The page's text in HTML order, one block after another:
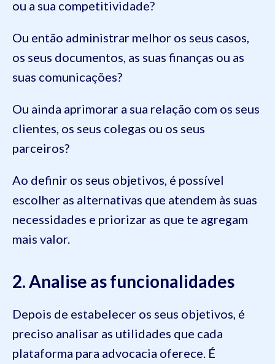
ou a sua competitividade?
Ou então administrar melhor os seus casos,
os seus documentos, as suas finanças ou as
suas comunicações?
Ou ainda aprimorar a sua relação com os seus
clientes, os seus colegas ou os seus
parceiros?
Ao definir os seus objetivos, é possível
escolher as alternativas que atendem às suas
necessidades e priorizar as que te agregam
mais valor.
2. Analise as funcionalidades
Depois de estabelecer os seus objetivos, é
preciso analisar as utilidades que cada
plataforma para advocacia oferece. É